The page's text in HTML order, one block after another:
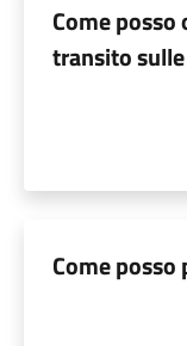
Come
transito
Come posso